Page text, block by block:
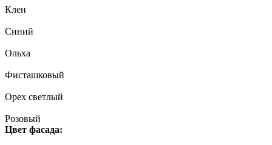
Клен
Синий
Ольха
Фисташковый
Орех светлый
Розовый
Цвет фасада: